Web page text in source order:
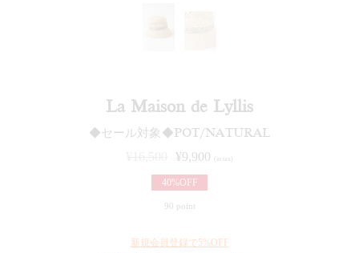
La Maison de Lyllis
◆セール対象◆POT/NATURAL
¥9,900 (in tax)
40%OFF
90 point
新規会員登録で5%OFF